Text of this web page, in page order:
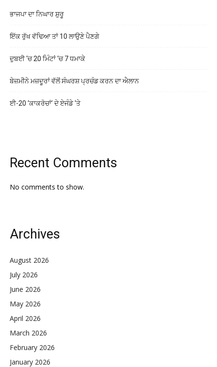
ਭਾਜਪਾ ਦਾ ਨਿਘਾਰ ਸ਼ੁਰੂ
ਇੱਕ ਰੁੱਖ ਵੱਢਿਆ ਤਾਂ 10 ਲਾਉਣੇ ਪੈਣਗੇ
ਦੁਬਈ ‘ਚ 20 ਮਿੰਟਾਂ ‘ਚ 7 ਧਮਾਕੇ
ਬੇਜ਼ਮੀਨੇ ਮਜ਼ਦੂਰਾਂ ਵੱਲੋਂ ਸੰਘਰਸ਼ ਪ੍ਰਚੰਡ ਕਰਨ ਦਾ ਐਲਾਨ
ਈ-20 ‘ਕਾਕਰੋਚਾਂ’ ਦੇ ਏਜੰਡੇ ‘ਤੇ
Recent Comments
No comments to show.
Archives
August 2026
July 2026
June 2026
May 2026
April 2026
March 2026
February 2026
January 2026